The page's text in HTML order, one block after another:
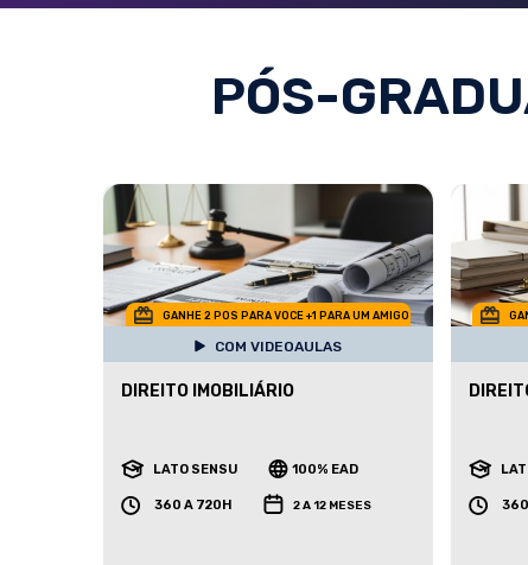
PÓS-
GANHE 2 POS PARA VOCE +1 PARA UM AMIGO
COM VIDEOAULAS
DIREITO IMOBILIÁRIO
LATO SENSU 100% EAD
360 A 720H 2 A 12 MESES